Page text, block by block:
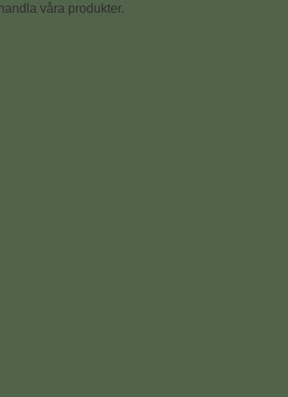
våra produkter.